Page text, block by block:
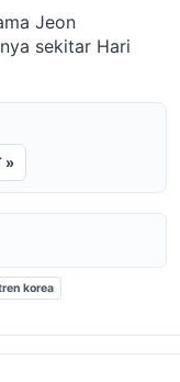
Jeon
sekitar Hari
»
korea